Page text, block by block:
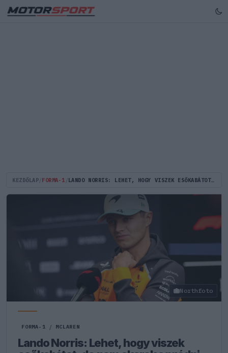
KEZDŐLAP FORMA-1 LANDO NORRIS: LEHET, HOGY VISZEK ESŐKABÁTOT, DE NEM AKAROK AGGÓDNI...
Northfoto
FORMA-1 / MCLAREN
Lando Norris: Lehet, hogy viszek